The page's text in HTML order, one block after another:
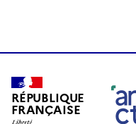
RÉPUBLIQUE
FRANÇAISE